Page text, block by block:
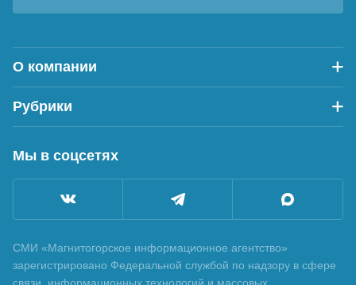
О компании
Рубрики
Мы в соцсетях
СМИ «Магнитогорское информационное агентство»
зарегистрировано Федеральной службой по надзору в сфере
связи, информационных технологий и массовых